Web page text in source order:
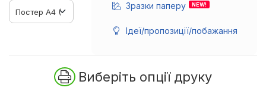
Зразки паперу NEW!
Ідеї/пропозиції/побажання
Виберіть опції друку